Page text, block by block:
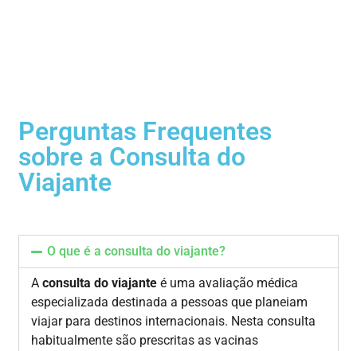
Perguntas Frequentes
sobre a Consulta do
Viajante
O que é a consulta do viajante?
Aconsulta do viajante é uma avaliação médica
especializada destinada a pessoas que planeiam
viajar para destinos internacionais. Nesta consulta
habitualmente são prescritas as vacinas